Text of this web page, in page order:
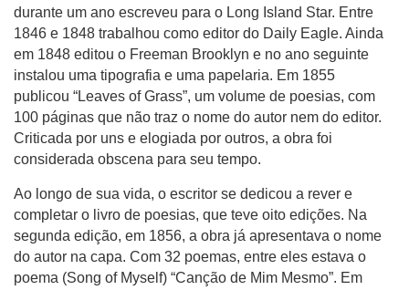
durante um ano escreveu para o Long Island Star. Entre
1846 e 1848 trabalhou como editor do Daily Eagle. Ainda
em 1848 editou o Freeman Brooklyn e no ano seguinte
instalou uma tipografia e uma papelaria. Em 1855
publicou “Leaves of Grass”, um volume de poesias, com
100 páginas que não traz o nome do autor nem do editor.
Criticada por uns e elogiada por outros, a obra foi
considerada obscena para seu tempo.
Ao longo de sua vida, o escritor se dedicou a rever e
completar o livro de poesias, que teve oito edições. Na
segunda edição, em 1856, a obra já apresentava o nome
do autor na capa. Com 32 poemas, entre eles estava o
poema (Song of Myself) “Canção de Mim Mesmo”. Em